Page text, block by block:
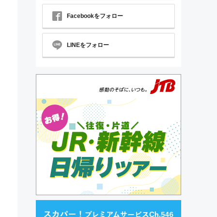
Facebookをフォロー
LINEをフォロー